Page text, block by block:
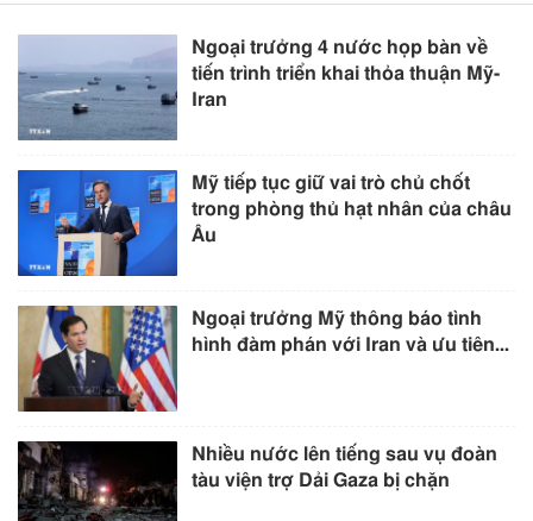
Ngoại trưởng 4 nước họp bàn về
tiến trình triển khai thỏa thuận Mỹ-
Iran
Mỹ tiếp tục giữ vai trò chủ chốt
trong phòng thủ hạt nhân của châu
Âu
Ngoại trưởng Mỹ thông báo tình
hình đàm phán với Iran và ưu tiên...
Nhiều nước lên tiếng sau vụ đoàn
tàu viện trợ Dải Gaza bị chặn